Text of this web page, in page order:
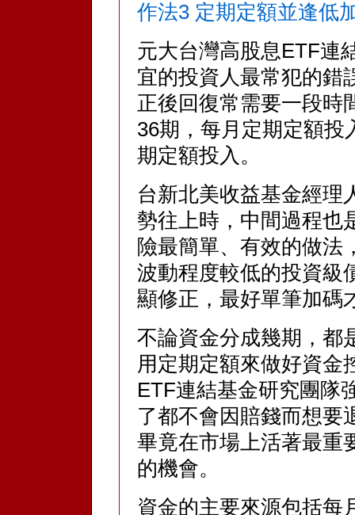
作法3 定期定額並逢低
元大台灣高股息ETF連
宜的投資人最常犯的錯
正後回復常需要一段時
36期，每月定期定額投
期定額投入。
台新北美收益基金經理
勢往上時，中間過程也
險最簡單、有效的做法
波動程度較低的投資級
顯修正，最好單筆加碼
不論資金分成幾期，都
用定期定額來做好資金
ETF連結基金研究團隊
了都不會因賠錢而想要
畢竟在市場上活著最重
的機會。
資金的主要來源包括每